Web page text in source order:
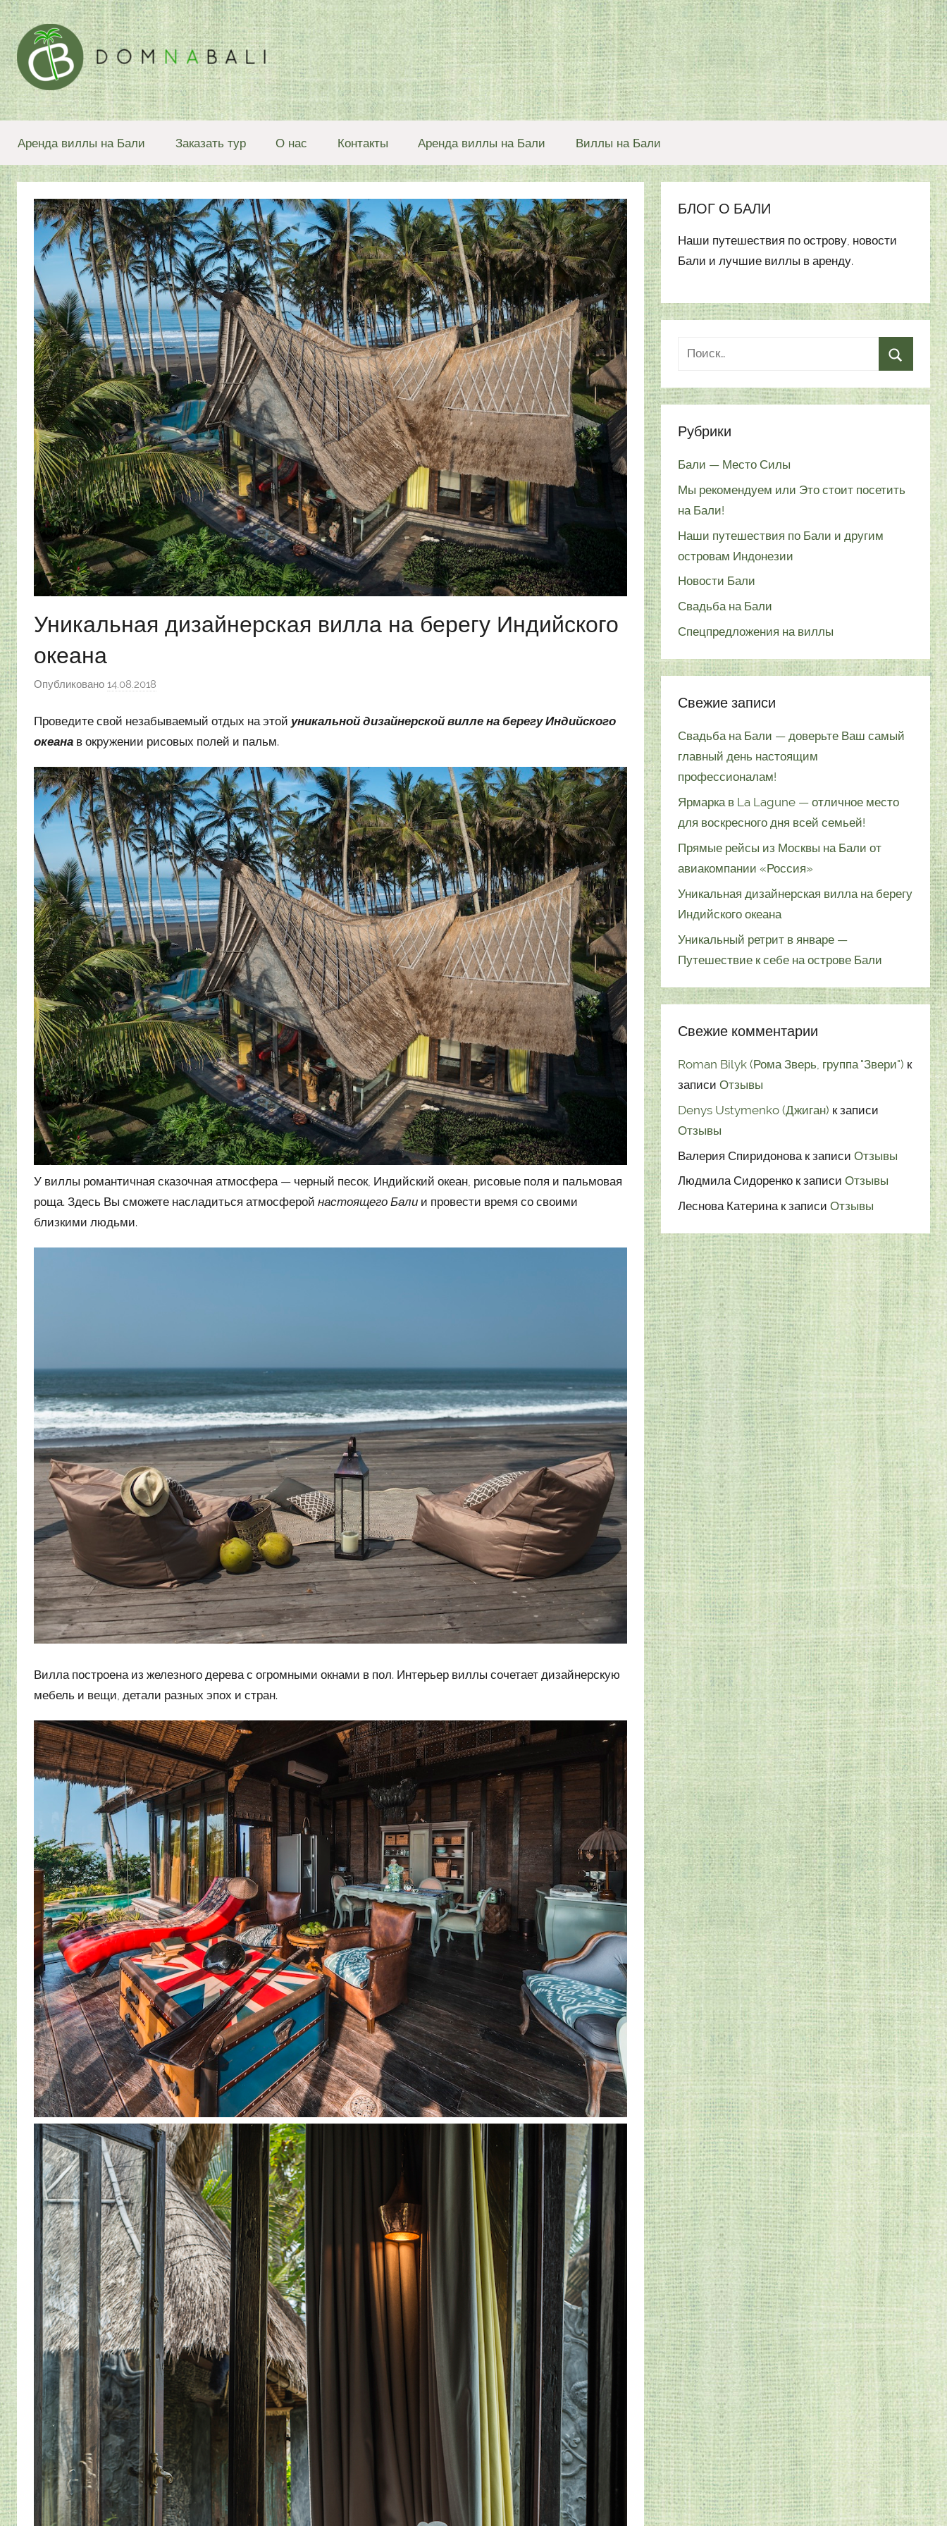
Перейти
к
содержимому
Блог
о
Бали
Аренда виллы на Бали Заказать тур О нас Контакты Аренда виллы на Бали Виллы на Бали
Уникальная дизайнерская вилла на берегу Индийского
океана
Опубликовано 14.08.2018
т
о
о
м
Н
а
с
т
я
Проведите свой незабываемый отдых на этой уникальной дизайнерской вилле на берегу Индийского
океана в окружении рисовых полей и пальм.
У виллы романтичная сказочная атмосфера — черный песок, Индийский океан, рисовые поля и пальмовая
роща. Здесь Вы сможете насладиться атмосферой настоящего Бали и провести время со своими
близкими людьми.
Вилла построена из железного дерева с огромными окнами в пол. Интерьер виллы сочетает дизайнерскую
мебель и вещи, детали разных эпох и стран.
БЛОГ О БАЛИ
Наши путешествия по острову, новости
Бали и лучшие виллы в аренду.
Рубрики
Бали — Место Силы
Мы рекомендуем или Это стоит посетить
на Бали!
Наши путешествия по Бали и другим
островам Индонезии
Новости Бали
Свадьба на Бали
Спецпредложения на виллы
Свежие записи
Свадьба на Бали — доверьте Ваш самый
главный день настоящим
профессионалам!
Ярмарка в La Lagune — отличное место
для воскресного дня всей семьей!
Прямые рейсы из Москвы на Бали от
авиакомпании «Россия»
Уникальная дизайнерская вилла на берегу
Индийского океана
Уникальный ретрит в январе —
Путешествие к себе на острове Бали
Свежие комментарии
Roman Bilyk (Рома Зверь, группа "Звери") к
записиОтзывы
Denys Ustymenko (Джиган) к записи
Отзывы
Валерия Спиридонова к записиОтзывы
Людмила Сидоренко к записиОтзывы
Леснова Катеринак записиОтзывы